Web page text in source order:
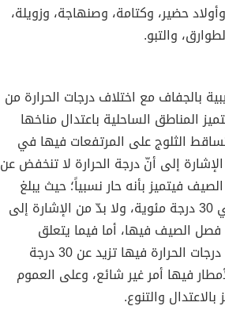
حضير، وكتامة، وصنهاجة، وزويلة،
والتبو.
بالجفاف مع اختلاف درجات الحرارة من
المناطق الساحلية باعتدال مناخها
الثلوج على المرتفعات فيها في
إلى أنّ درجة الحرارة لا تنخفض عن
فيتميز بأنه حار نسبياً؛ حيث يبلغ
معدل درجة الحرارة حوالي 30 درجة مئوية، ولا بدّ من الإشارة إلى
الصيف فيها، أما فيما يتعلق
بالمناطق الصحراوية فإنّ درجات الحرارة فيها تزيد عن 30 درجة
فيها أمر غير شائع، وعلى العموم
والتنوع.